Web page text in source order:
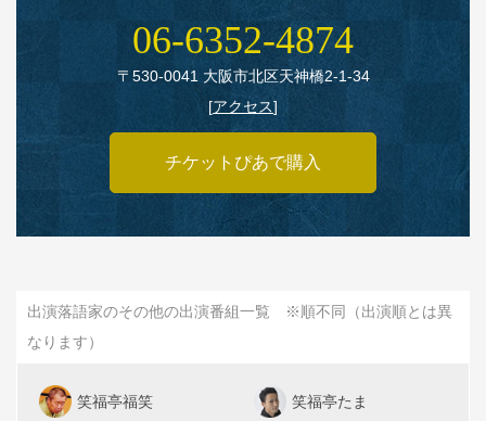
06‑6352‑4874
〒530‑0041 大阪市北区天神橋2‑1‑34
[アクセス]
チケットぴあで購入
出演落語家のその他の出演番組一覧 ※順不同（出演順とは異
なります）
笑福亭福笑 笑福亭たま